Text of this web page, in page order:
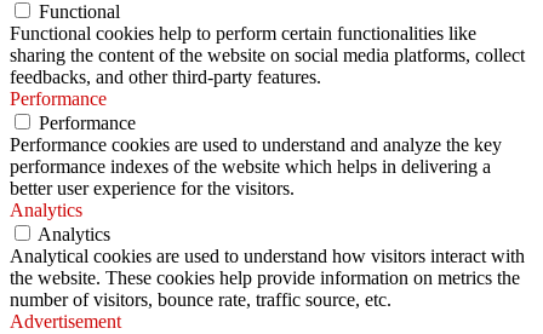
Functional
Functional cookies help to perform certain functionalities like
sharing the content of the website on social media platforms, collect
feedbacks, and other third-party features.
Performance
Performance
Performance cookies are used to understand and analyze the key
performance indexes of the website which helps in delivering a
better user experience for the visitors.
Analytics
Analytics
Analytical cookies are used to understand how visitors interact with
the website. These cookies help provide information on metrics the
number of visitors, bounce rate, traffic source, etc.
Advertisement